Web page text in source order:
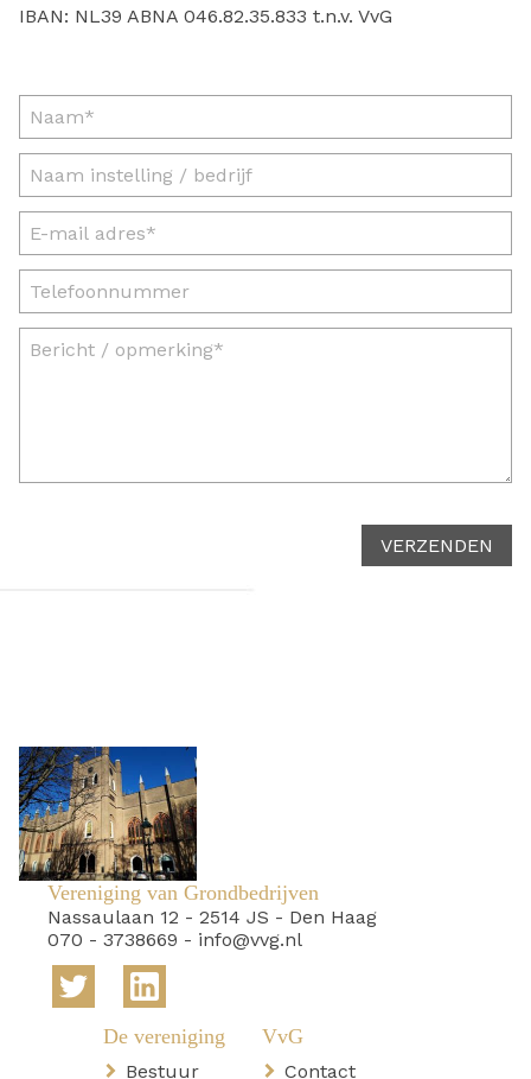
IBAN: NL39 ABNA 046.82.35.833 t.n.v. VvG
VERZENDEN
Vereniging van Grondbedrijven
Nassaulaan 12 - 2514 JS - Den Haag
070 - 3738669 - info@vvg.nl
Bestuur Contact